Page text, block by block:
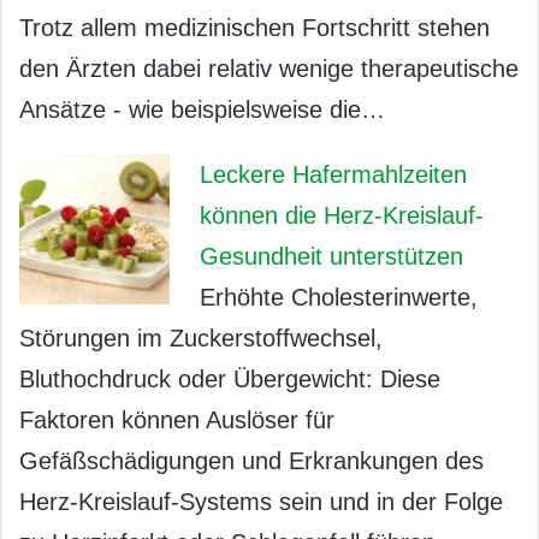
Trotz allem medizinischen Fortschritt stehen
den Ärzten dabei relativ wenige therapeutische
Ansätze - wie beispielsweise die…
Leckere Hafermahlzeiten
können die Herz-Kreislauf-
Gesundheit unterstützen
Erhöhte Cholesterinwerte,
Störungen im Zuckerstoffwechsel,
Bluthochdruck oder Übergewicht: Diese
Faktoren können Auslöser für
Gefäßschädigungen und Erkrankungen des
Herz-Kreislauf-Systems sein und in der Folge